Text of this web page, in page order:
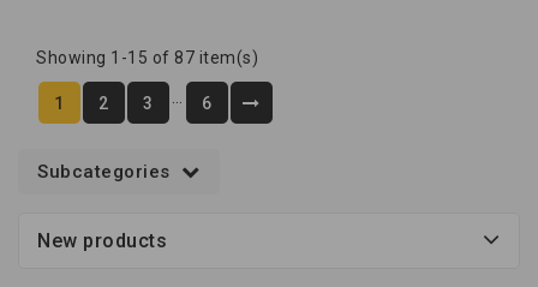
Showing 1-15 of 87 item(s)
1 2 3 … 6
Subcategories
New products